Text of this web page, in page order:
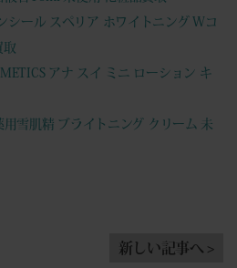
シール スペリア ホワイトニング Wコ
取
アナ スイ ミニ ローション キ
用雪肌精 ブライトニング クリーム 未
新しい記事へ >